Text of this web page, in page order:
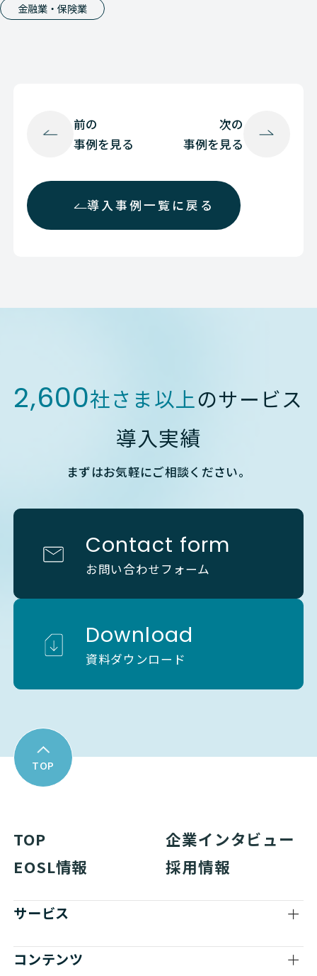
金融業・保険業
前の
事例を見る
導入事例一覧に戻る
次の
事例を見る
2,600社さま以上のサービス
導入実績
まずはお気軽にご相談ください。
Contact form
お問い合わせフォーム
Download
資料ダウンロード
TOP
TOP
企業インタビュー
EOSL情報
採用情報
サービス
コンテンツ